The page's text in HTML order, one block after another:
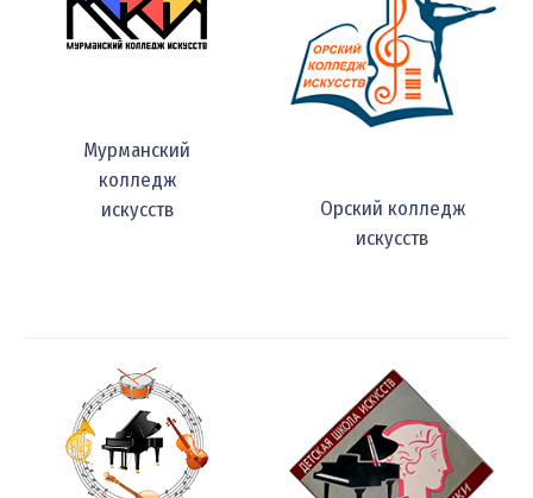
Мурманский
колледж
искусств
Орский колледж
искусств